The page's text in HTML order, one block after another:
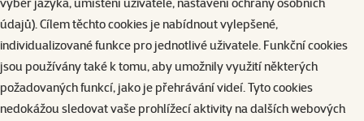
údajů). Cílem těchto cookies je nabídnout vylepšené,
individualizované funkce pro jednotlivé uživatele. Funkční cookies
jsou používány také k tomu, aby umožnily využití některých
požadovaných funkcí, jako je přehrávání videí. Tyto cookies
nedokážou sledovat vaše prohlížecí aktivity na dalších webových